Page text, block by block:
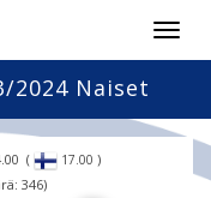
2024 Naiset
( 17.00 )
346)